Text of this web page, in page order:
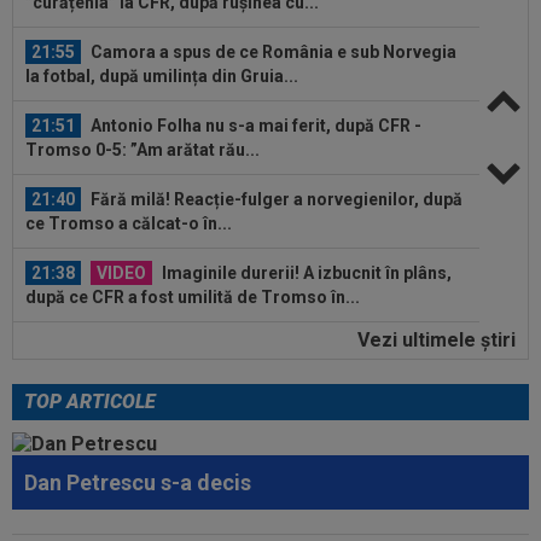
21:51
Antonio Folha nu s-a mai ferit, după CFR -
Tromso 0-5: ”Am arătat rău...
21:40
Fără milă! Reacție-fulger a norvegienilor, după
ce Tromso a călcat-o în...
21:38 VIDEO
Imaginile durerii! A izbucnit în plâns,
după ce CFR a fost umilită de Tromso în...
21:24 VIDEO
CFR Cluj - Tromso 0-5 | Umilință
totală pentru gruparea din Gruia care e ca și...
Folha, OUT de la CFR Cluj după
22:08 EXCLUSIV
De neînțeles! Nicolae Dică nu s-a
putut abține, după ce l-a auzit la finalul...
21:58
N-a mai rezistat! Ioan Varga a anunțat
Vezi ultimele ştiri
TOP ARTICOLE
Dan Petrescu s-a decis